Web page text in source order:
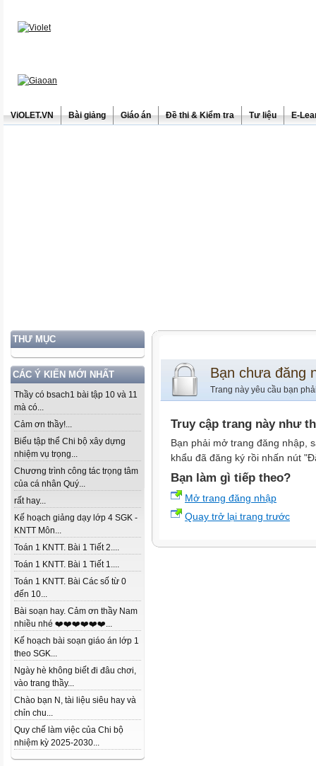
ViOLET.VN Bài giảng Giáo án Đề thi & Kiểm tra Tư liệu E-
THƯ MỤC
CÁC Ý KIẾN MỚI NHẤT
Thầy có bsach1 bài tập 10 và 11
mà có...
Cảm ơn thầy!...
Biểu tập thể Chi bộ xây dựng
nhiệm vụ trọng...
Chương trình công tác trọng tâm
của cá nhân Quý...
rất hay...
Kế hoạch giảng dạy lớp 4 SGK -
KNTT Môn...
Toán 1 KNTT. Bài 1 Tiết 2....
Toán 1 KNTT. Bài 1 Tiết 1....
Toán 1 KNTT. Bài Các số từ 0
đến 10...
Bài soạn hay. Cảm ơn thầy Nam
nhiều nhé ❤️❤️❤️❤️❤️❤️...
Kế hoạch bài soạn giáo án lớp 1
theo SGK...
Ngày hè không biết đi đâu chơi,
vào trang thầy...
Chào bạn N, tài liệu siêu hay và
chỉn chu...
Quy chế làm việc của Chi bộ
nhiệm kỳ 2025-2030...
Bạn chưa đăng
Trang này yêu cầu bạn
Truy cập trang này như
Bạn phải mở trang đăng nhập,
khẩu đã đăng ký rồi nhấn nút
Bạn làm gì tiếp theo?
Mở trang đăng nhập
Quay trở lại trang trước